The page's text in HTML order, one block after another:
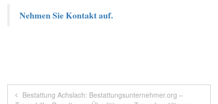
Nehmen Sie Kontakt auf.
Beitragsnavigation
Bestattung Achslach: Bestattungsunternehmer.org –